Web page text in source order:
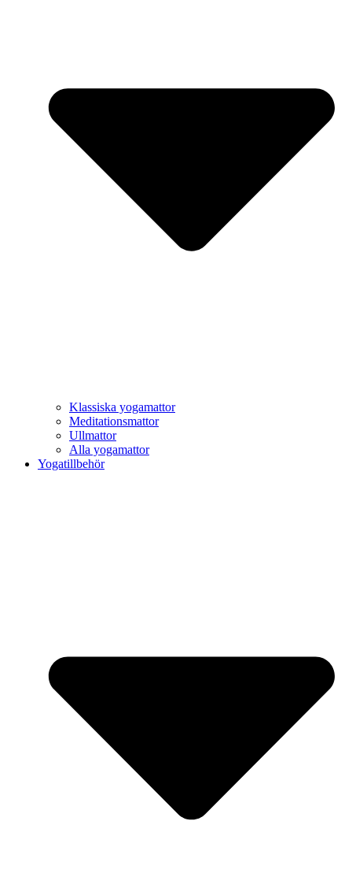
Klassiska yogamattor
Meditationsmattor
Ullmattor
Alla yogamattor
Yogatillbehör